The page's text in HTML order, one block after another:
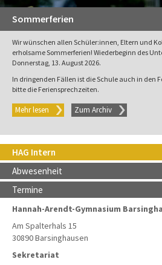
Sommerferien
Wir wünschen allen Schüler:innen, Eltern und
erholsame Sommerferien! Wiederbeginn des
Donnerstag, 13. August 2026.
In dringenden Fällen ist die Schule auch in den
bitte die Feriensprechzeiten.
Mehr lesen Zum Archiv
HAG Intern
Abwesenheit
Termine
Hannah-Arendt-Gymnasium
Am Spalterhals 15
30890 Barsinghausen
Sekretariat